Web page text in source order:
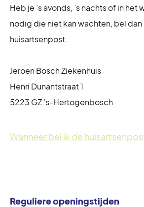
Heb je ’s avonds, ’s nachts of in het
nodig die niet kan wachten, bel dan
huisartsenpost.
Jeroen Bosch Ziekenhuis
Henri Dunantstraat 1
5223 GZ ’s-Hertogenbosch
Wanneer bel ik de
Reguliere openingstijden